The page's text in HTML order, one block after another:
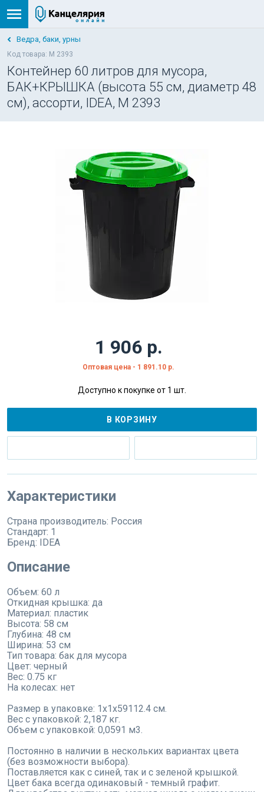
Ведра, баки, урны
Код товара: М 2393
Контейнер 60 литров для мусора,
БАК+КРЫШКА (высота 55 см, диаметр 48
см), ассорти, IDEA, М 2393
1 906 р.
Оптовая цена - 1 891.10 р.
Доступно к покупке от 1 шт.
В КОРЗИНУ
Характеристики
Страна производитель: Россия
Стандарт: 1
Бренд: IDEA
Описание
Объем: 60 л
Откидная крышка: да
Материал: пластик
Высота: 58 см
Глубина: 48 см
Ширина: 53 см
Тип товара: бак для мусора
Цвет: черный
Вес: 0.75 кг
На колесах: нет
Размер в упаковке: 1x1x59112.4 см.
Вес с упаковкой: 2,187 кг.
Объем с упаковкой: 0,0591 м3.
Постоянно в наличии в нескольких вариантах цвета
(без возможности выбора).
Поставляется как с синей, так и с зеленой крышкой.
Цвет бака всегда одинаковый - темный графит.